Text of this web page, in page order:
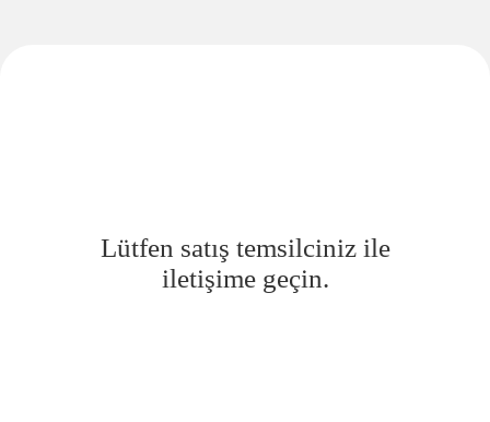
Lütfen satış temsilciniz ile
iletişime geçin.